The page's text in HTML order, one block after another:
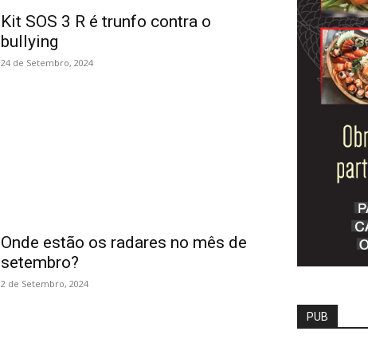
Kit SOS 3 R é trunfo contra o
bullying
24 de Setembro, 2024
Onde estão os radares no mês de
setembro?
2 de Setembro, 2024
PUB